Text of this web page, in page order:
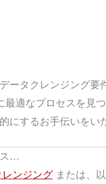
ータクレンジング
最適なプロセスを見
にするお手伝いをい
ス…
レンジングまたは、以